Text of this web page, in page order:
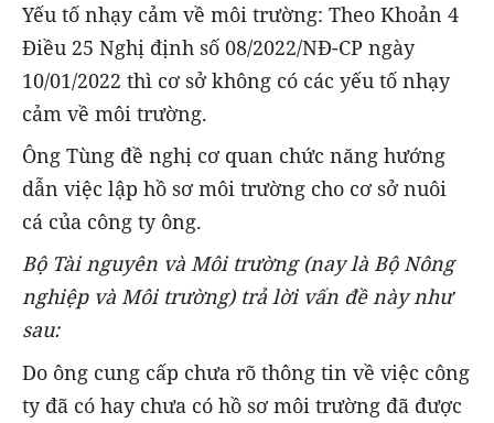
Yếu tố nhạy cảm về môi trường: Theo Khoản 4
Điều 25 Nghị định số 08/2022/NĐ-CP ngày
10/01/2022 thì cơ sở không có các yếu tố nhạy
cảm về môi trường.
Ông Tùng đề nghị cơ quan chức năng hướng
dẫn việc lập hồ sơ môi trường cho cơ sở nuôi
cá của công ty ông.
Bộ Tài nguyên và Môi trường (nay là Bộ Nông
nghiệp và Môi trường) trả lời vấn đề này như
sau:
Do ông cung cấp chưa rõ thông tin về việc công
ty đã có hay chưa có hồ sơ môi trường đã được